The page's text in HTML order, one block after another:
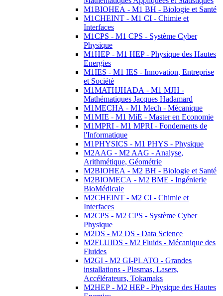
M1BIOHEA - M1 BH - Biologie et Santé
M1CHEINT - M1 CI - Chimie et
Interfaces
M1CPS - M1 CPS - Système Cyber
Physique
M1HEP - M1 HEP - Physique des Hautes
Energies
M1IES - M1 IES - Innovation, Entreprise
et Société
M1MATHJHADA - M1 MJH -
Mathématiques Jacques Hadamard
M1MECHA - M1 Mech - Mécanique
M1MIE - M1 MiE - Master en Economie
M1MPRI - M1 MPRI - Fondements de
l'Informatique
M1PHYSICS - M1 PHYS - Physique
M2AAG - M2 AAG - Analyse,
Arithmétique, Géométrie
M2BIOHEA - M2 BH - Biologie et Santé
M2BIOMECA - M2 BME - Ingénierie
BioMédicale
M2CHEINT - M2 CI - Chimie et
Interfaces
M2CPS - M2 CPS - Système Cyber
Physique
M2DS - M2 DS - Data Science
M2FLUIDS - M2 Fluids - Mécanique des
Fluides
M2GI - M2 GI-PLATO - Grandes
installations - Plasmas, Lasers,
Accélérateurs, Tokamaks
M2HEP - M2 HEP - Physique des Hautes